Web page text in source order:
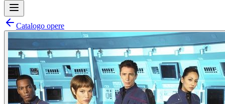
Catalogo opere